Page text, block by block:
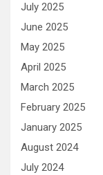
July 2025
June 2025
May 2025
April 2025
March 2025
February 2025
January 2025
August 2024
July 2024